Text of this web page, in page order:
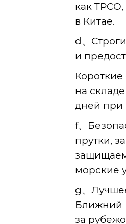
как
в Китае.
d、
и
Короткие
на
дней при
f、
прутки,
морские
g、
Ближний
за